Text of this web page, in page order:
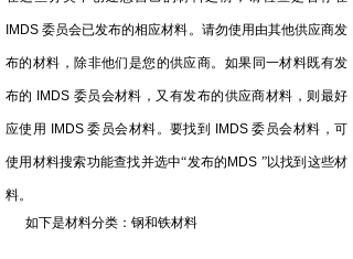
IMDS委员会已发布的相应材料。请勿使用由其他供应商发
布的材料，除非他们是您的供应商。如果同一材料既有发
布的 IMDS 委员会材料，又有发布的供应商材料，则最好
应使用 IMDS委员会材料。要找到 IMDS委员会材料，可
使用材料搜索功能查找并选中“发布的 MDS ”以找到这些材
料。
如下是材料分类：钢和铁材料